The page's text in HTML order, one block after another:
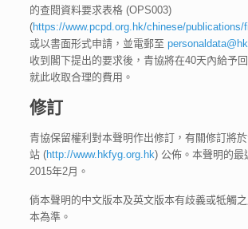
的查閱資料要求表格 (OPS003)
(https://www.pcpd.org.hk/chinese/
或以書面形式申請，並電郵至
收到閣下提出的要求後，青協將在40天內給予
就此收取合理的費用。
修訂
青協保留權利對本聲明作出修訂，有關修訂將
站 (http://www.hkfyg.org.hk) 公佈。本聲明的最
2015年2月。
倘本聲明的中文版本及英文版本有歧義或牴觸
本為準。